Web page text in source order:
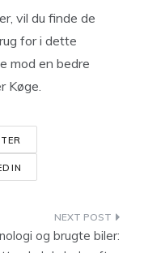
vil du finde de
for i dette
mod en bedre
Køge.
og brugte biler: